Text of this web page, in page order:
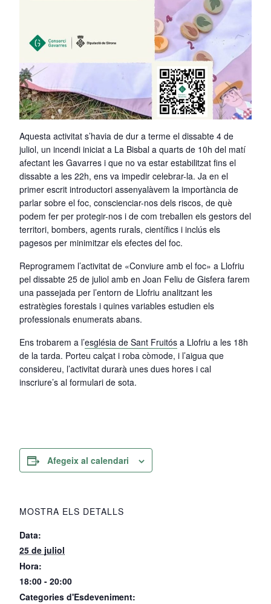
Aquesta activitat s’havia de dur a terme el dissabte 4 de
juliol, un incendi iniciat a La Bisbal a quarts de 10h del matí
afectant les Gavarres i que no va estar estabilitzat fins el
dissabte a les 22h, ens va impedir celebrar-la. Ja en el
primer escrit introductori assenyalàvem la importància de
parlar sobre el foc, conscienciar-nos dels riscos, de què
podem fer per protegir-nos i de com treballen els gestors del
territori, bombers, agents rurals, científics i inclús els
pagesos per minimitzar els efectes del foc.
Reprogramem l’activitat de «Conviure amb el foc» a Llofriu
pel dissabte 25 de juliol amb en Joan Feliu de Gisfera farem
una passejada per l’entorn de Llofriu analitzant les
estratègies forestals i quines variables estudien els
professionals enumerats abans.
Ens trobarem a l’església de Sant Fruitós a Llofriu a les 18h
de la tarda. Porteu calçat i roba còmode, i l’aigua que
considereu, l’activitat durarà unes dues hores i cal
inscriure’s al formulari de sota.
Afegeix al calendari
MOSTRA ELS DETALLS
Data:
25 de juliol
Hora:
18:00 - 20:00
Categories d'Esdeveniment: